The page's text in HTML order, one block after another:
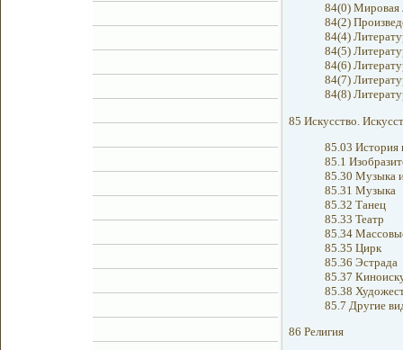
84(0) Мировая
84(2)
84(4)
84(5)
84(6)
84(7)
84(8)
85 Искусство.
85.03 История
85.1
85.30 Музыка
85.31 Музыка
85.32 Танец
85.33 Театр
85.34
85.35 Цирк
85.36 Эстрада
85.37
85.38
85.7 Другие
86 Религия